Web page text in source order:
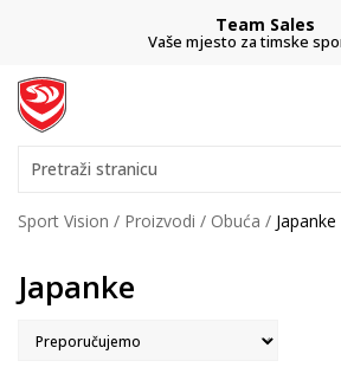
Team Sales
Vaše mjesto za timske
Pretraži stranicu
Sport Vision Proizvodi Obuća Japanke
Japanke